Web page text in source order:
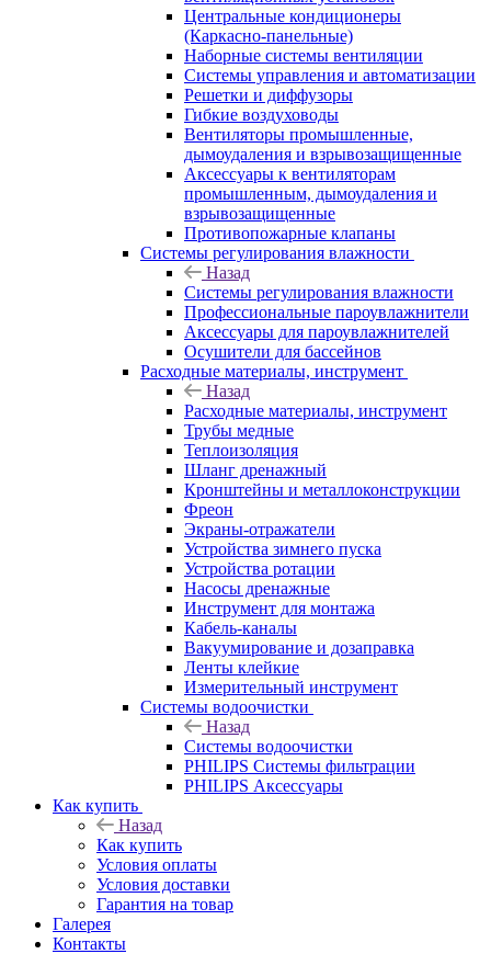
Центральные кондиционеры
(Каркасно-панельные)
Наборные системы вентиляции
Системы управления и автоматизации
Решетки и диффузоры
Гибкие воздуховоды
Вентиляторы промышленные,
дымоудаления и взрывозащищенные
Аксессуары к вентиляторам
промышленным, дымоудаления и
взрывозащищенные
Противопожарные клапаны
Системы регулирования влажности
Назад
Системы регулирования влажности
Профессиональные пароувлажнители
Аксессуары для пароувлажнителей
Осушители для бассейнов
Расходные материалы, инструмент
Назад
Расходные материалы, инструмент
Трубы медные
Теплоизоляция
Шланг дренажный
Кронштейны и металлоконструкции
Фреон
Экраны-отражатели
Устройства зимнего пуска
Устройства ротации
Насосы дренажные
Инструмент для монтажа
Кабель-каналы
Вакуумирование и дозаправка
Ленты клейкие
Измерительный инструмент
Системы водоочистки
Назад
Системы водоочистки
PHILIPS Системы фильтрации
PHILIPS Аксессуары
Как купить
Назад
Как купить
Условия оплаты
Условия доставки
Гарантия на товар
Галерея
Контакты